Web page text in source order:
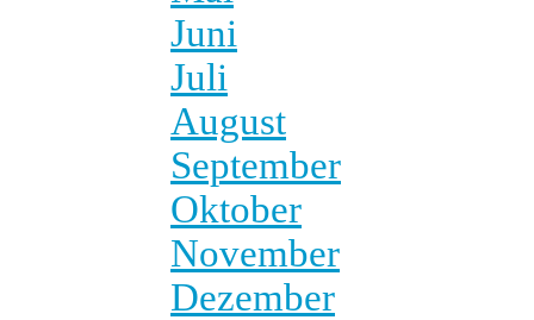
Juni
Juli
August
September
Oktober
November
Dezember